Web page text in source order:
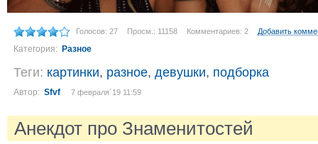
Голосов: 27 Просм.: 11158 Комментариев: 2 Добавить
Категория: Разное
Теги: картинки, разное, девушки, подборка
Автор: Sfvf 7 февраля´19 11:59
Анекдот про Знаменитостей